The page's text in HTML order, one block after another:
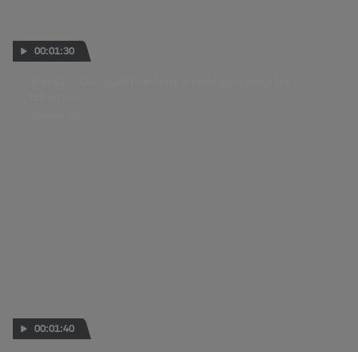
00:01:30
00:01:40